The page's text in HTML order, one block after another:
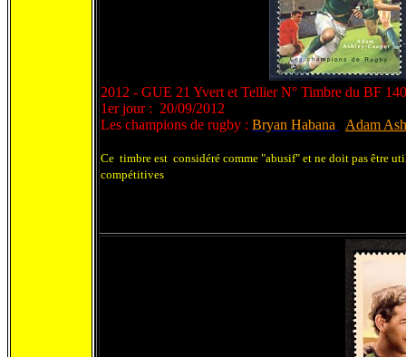
2012 - GUE 21 Yvert et Tellier N° Timbre du BF
1er jour : 20/09/2012
Les champions de rugby : Bryan Habana Adam
Ce timbre est considéré comme "abusif" et ne doit pas être
compétitives